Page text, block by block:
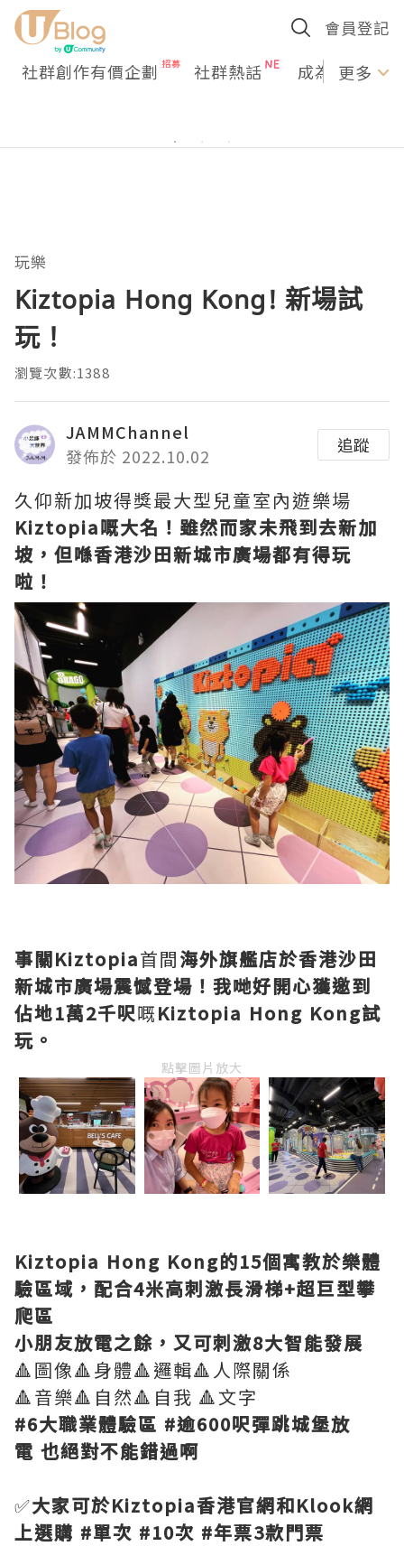
會員登記
社群創作有價企劃 社群熱話 成為U更多
玩樂
Kiztopia Hong Kong! 新場試
玩！
瀏覽次數:1388
JAMMChannel
發佈於 2022.10.02
追蹤
久仰新加坡得獎最大型兒童室內遊樂場
Kiztopia嘅大名！雖然而家未飛到去新加
坡，但喺香港沙田新城市廣場都有得玩
啦！
事關Kiztopia首間海外旗艦店於香港沙田
新城市廣場震憾登場！我哋好開心獲邀到
佔地1萬2千呎嘅Kiztopia Hong Kong試
玩。
點擊圖片放大
Kiztopia Hong Kong的15個寓教於樂體
驗區域，配合4米高刺激長滑梯+超巨型攀
爬區
小朋友放電之餘，又可刺激8大智能發展
🔺圖像🔺身體🔺邏輯🔺人際關係
🔺音樂🔺自然🔺自我 🔺文字
#6大職業體驗區 #逾600呎彈跳城堡放
電 也絕對不能錯過啊
✅大家可於Kiztopia香港官網和Klook網
上選購 #單次 #10次 #年票3款門票